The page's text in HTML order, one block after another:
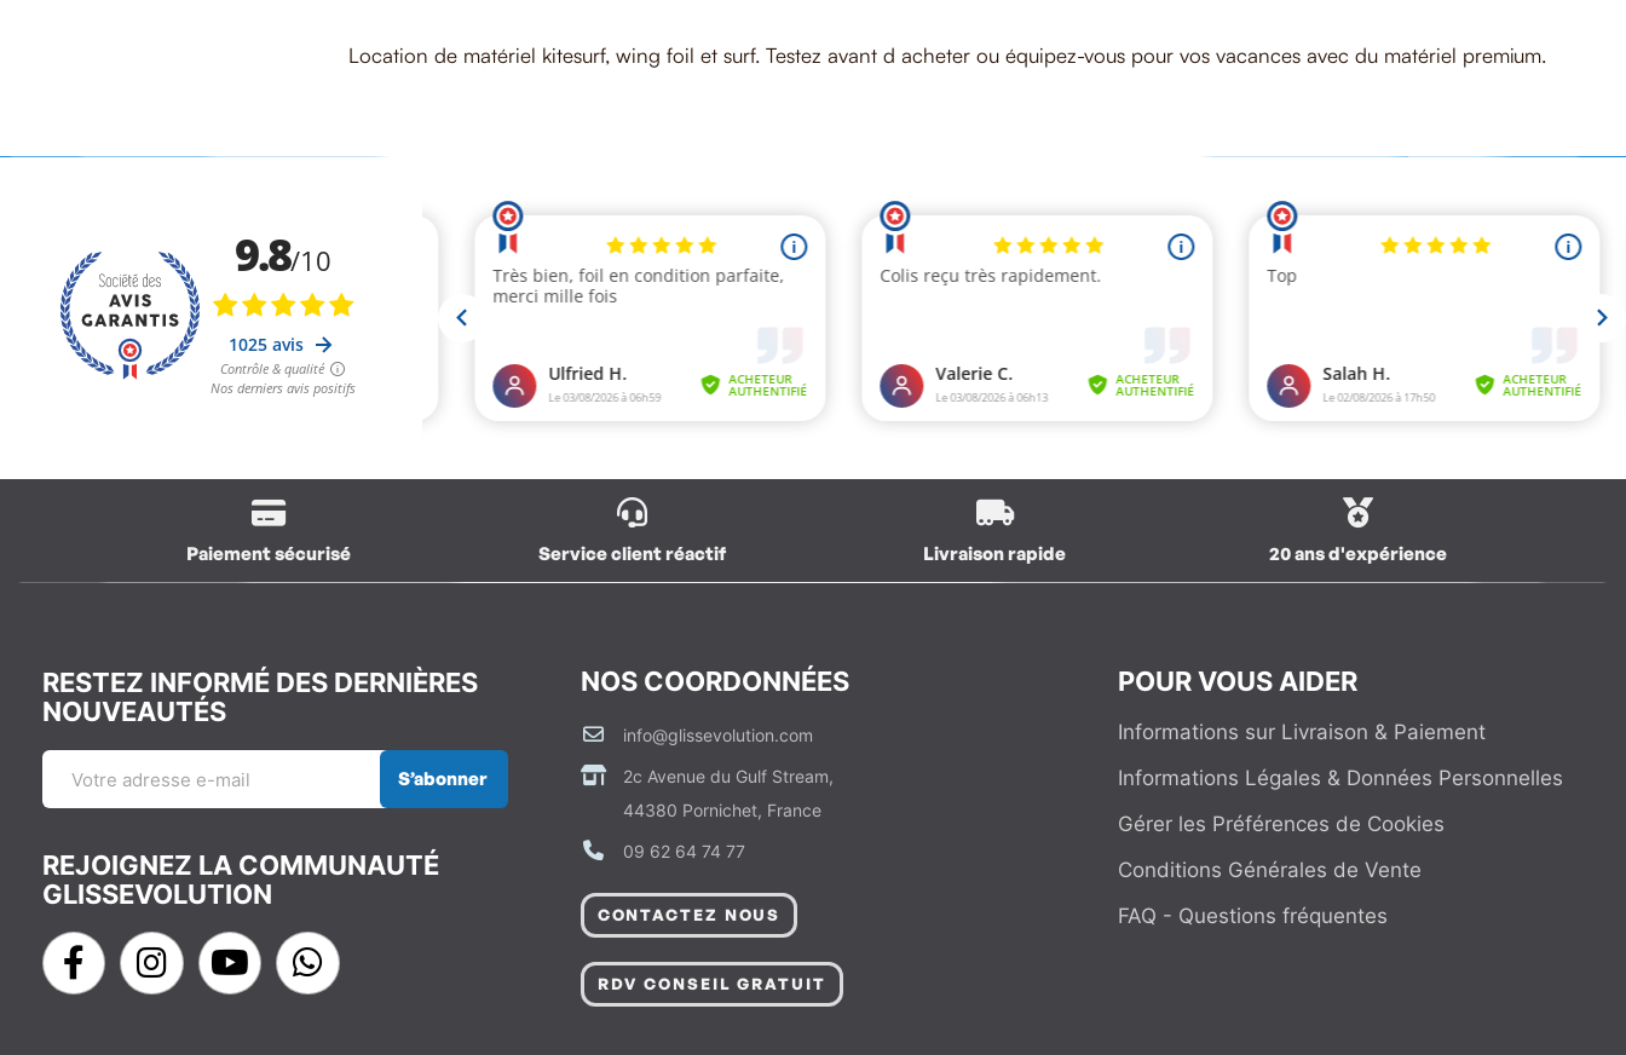
Location de matériel kitesurf, wing foil et surf. Testez avant d acheter ou équipez-vous pour vos vacances avec du matériel premium.
Paiement sécurisé Service client réactif Livraison rapide 20 ans d'expérience
RESTEZ INFORMÉ DES DERNIÈRES
NOUVEAUTÉS
S’abonner
REJOIGNEZ LA COMMUNAUTÉ
GLISSEVOLUTION
NOS COORDONNÉES
info@glissevolution.com
2c Avenue du Gulf Stream,
44380 Pornichet, France
09 62 64 74 77
CONTACTEZ NOUS
RDV CONSEIL GRATUIT
POUR VOUS AIDER
Informations sur Livraison & Paiement
Informations Légales & Données Personnelles
Gérer les Préférences de Cookies
Conditions Générales de Vente
FAQ - Questions fréquentes